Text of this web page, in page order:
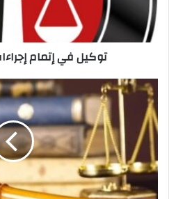
توكيل في إتمام
اكبر
مكتب
محاماه
بالاسكندريه